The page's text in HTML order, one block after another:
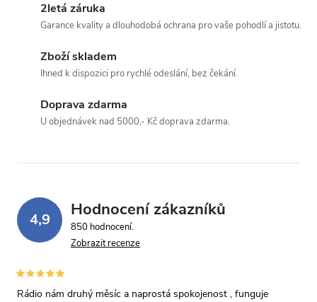
Odeslat dotaz
Odesláním souhlasíte se
2letá záruka
Garance kvality a dlouhodobá ochrana pro vaše pohodlí a jistotu.
Zboží skladem
Ihned k dispozici pro rychlé odeslání, bez čekání.
Doprava zdarma
U objednávek nad 5000,- Kč doprava zdarma.
4,9 Hodnocení zákazníků
850 hodnocení
Zobrazit recenze
Rádio nám druhý měsíc a naprostá spokojenost , funguje